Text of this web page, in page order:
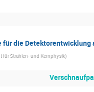
die Detektorentwicklung
für Strahlen- und Kernphysik)